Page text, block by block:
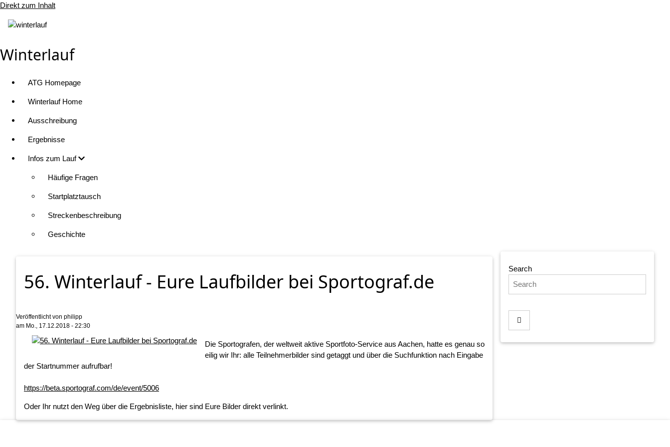
Direkt zum Inhalt
Winterlauf
ATG Homepage
Winterlauf Home
Ausschreibung
Ergebnisse
Infos zum Lauf
Häufige Fragen
Startplatztausch
Streckenbeschreibung
Geschichte
56. Winterlauf - Eure Laufbilder bei Sportograf.de
Veröffentlicht von philipp
am Mo., 17.12.2018 - 22:30
Die Sportografen, der weltweit aktive Sportfoto-Service aus Aachen, hatte es genau so
eilig wir Ihr: alle Teilnehmerbilder sind getaggt und über die Suchfunktion nach Eingabe
der Startnummer aufrufbar!
https://beta.sportograf.com/de/event/5006
Oder Ihr nutzt den Weg über die Ergebnisliste, hier sind Eure Bilder direkt verlinkt.
Search